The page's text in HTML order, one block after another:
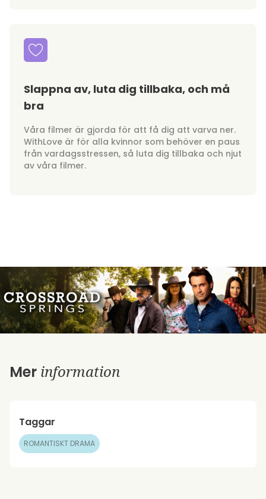
Slappna av, luta dig tillbaka, och må
bra
Våra filmer är gjorda för att få dig att varva ner.
WithLove är för alla kvinnor som behöver en paus
från vardagsstressen, så luta dig tillbaka och njut
av våra filmer.
Mer information
Taggar
ROMANTISKT DRAMA